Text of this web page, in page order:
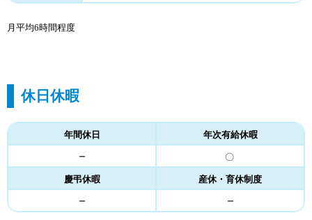
月平均6時間程度
休日休暇
年間休日 年次有給休暇
－ 〇
慶弔休暇 産休・育休制度
－ －